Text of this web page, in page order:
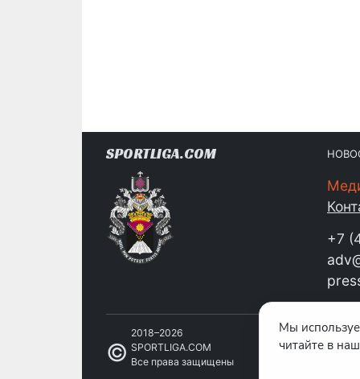
SPORTLIGA.COM
+7
©
2018–2026
SPORTLIGA.COM
Все права защищены
Мы
читайте в